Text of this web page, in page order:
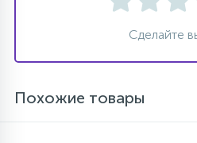
Сделайте
Похожие товары